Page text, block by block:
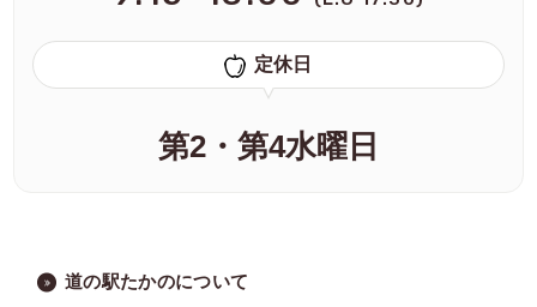
定休日
第2・第4水曜日
道の駅たかのについて